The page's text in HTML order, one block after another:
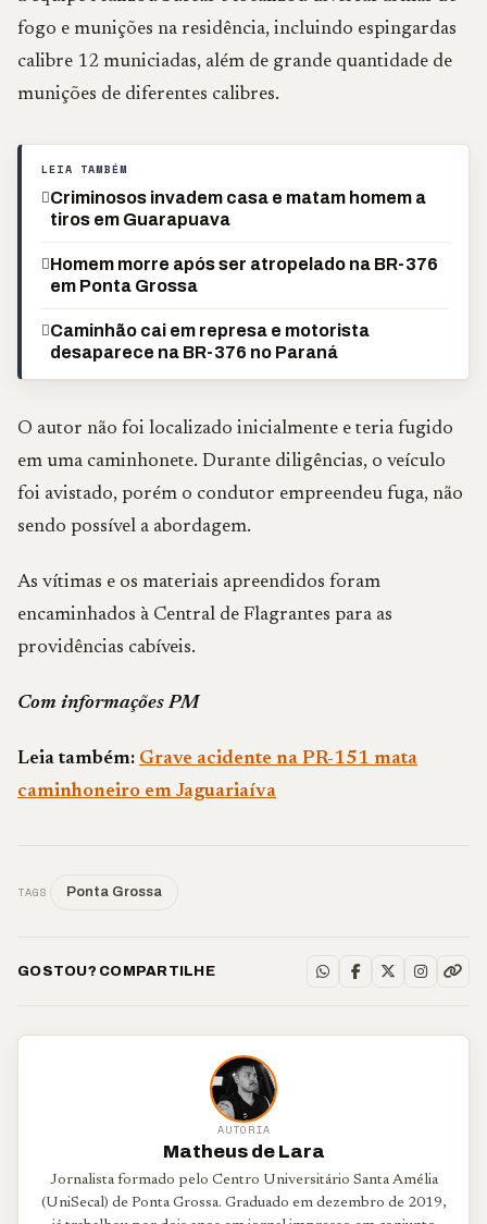
fogo e munições na residência, incluindo espingardas
calibre 12 municiadas, além de grande quantidade de
munições de diferentes calibres.
LEIA TAMBÉM
Criminosos invadem casa e matam homem a
tiros em Guarapuava
Homem morre após ser atropelado na BR-376
em Ponta Grossa
Caminhão cai em represa e motorista
desaparece na BR-376 no Paraná
O autor não foi localizado inicialmente e teria fugido
em uma caminhonete. Durante diligências, o veículo
foi avistado, porém o condutor empreendeu fuga, não
sendo possível a abordagem.
As vítimas e os materiais apreendidos foram
encaminhados à Central de Flagrantes para as
providências cabíveis.
Com informações PM
Leia também: Grave acidente na PR-151 mata
caminhoneiro em Jaguariaíva
TAGS Ponta Grossa
GOSTOU? COMPARTILHE
AUTORIA
Matheus de Lara
Jornalista formado pelo Centro Universitário Santa Amélia
(UniSecal) de Ponta Grossa. Graduado em dezembro de 2019,